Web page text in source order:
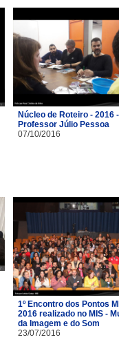
Núcleo de Roteiro - 2016 -
Professor Júlio Pessoa
07/10/2016
1º Encontro dos Pontos
2016 realizado no MIS -
da Imagem e do Som
23/07/2016